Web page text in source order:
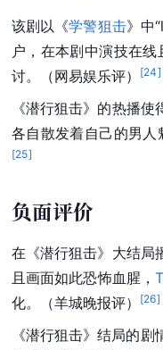
该剧以《学警狙击》中
户，在本剧中演技在
讨。（网易娱乐评）
[24]
《潜行狙击》的热播
各自散发着自己的男
[25]
负面评价
在《潜行狙击》大结局
且画面如此恐怖血腥，
化。（羊城晚报评） [26]
《潜行狙击》结局的